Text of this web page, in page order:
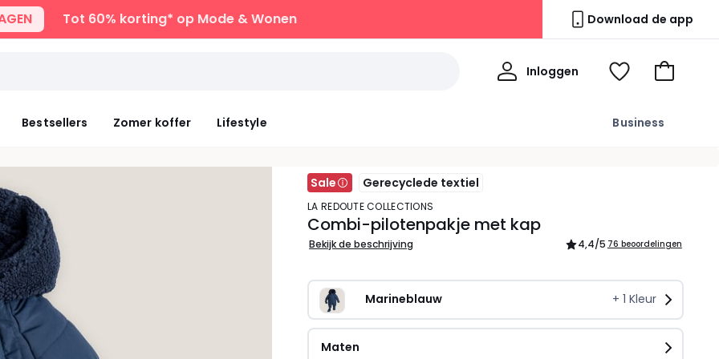
Tot 60% korting* op Mode & Wonen Download de app
Bestsellers Zomer koffer Lifestyle Business
Inloggen
Mijn
Kijk
Naar
Sale Gerecyclede textiel
LA REDOUTE COLLECTIONS
Combi-pilotenpakje met kap
Bekijk de beschrijving 4,4/5 76 beoordelingen
Marineblauw + 1 Kleur
Maten